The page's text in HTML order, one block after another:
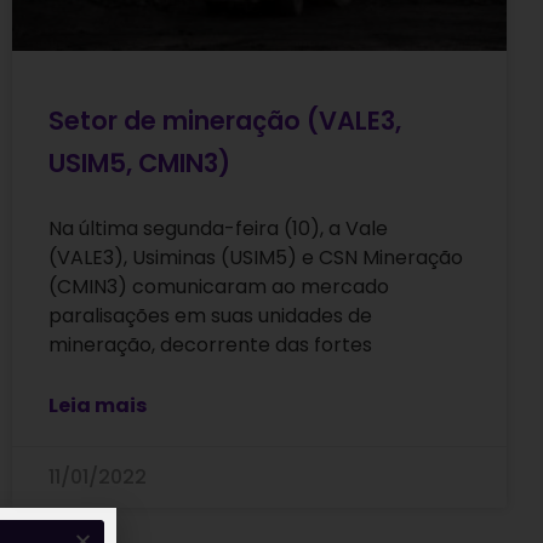
Setor de mineração (VALE3,
USIM5, CMIN3)
Na última segunda-feira (10), a Vale
(VALE3), Usiminas (USIM5) e CSN Mineração
(CMIN3) comunicaram ao mercado
paralisações em suas unidades de
mineração, decorrente das fortes
Leia mais